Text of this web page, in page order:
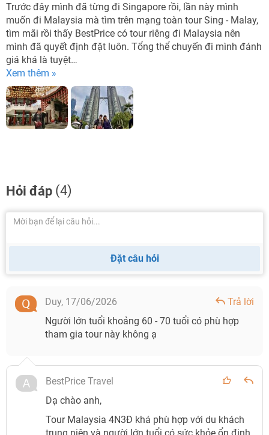
Trước đây mình đã từng đi Singapore rồi, lần này mình
muốn đi Malaysia mà tìm trên mạng toàn tour Sing - Malay,
tìm mãi rồi thấy BestPrice có tour riêng đi Malaysia nên
mình đã quyết định đặt luôn. Tổng thể chuyến đi mình đánh
giá khá là tuyệt…
Xem thêm »
Hỏi đáp (4)
Đặt câu hỏi
Duy, 17/06/2026
Trả lời
Người lớn tuổi khoảng 60 - 70 tuổi có phù hợp
tham gia tour này không ạ
BestPrice Travel
Dạ chào anh,
Tour Malaysia 4N3Đ khá phù hợp với du khách